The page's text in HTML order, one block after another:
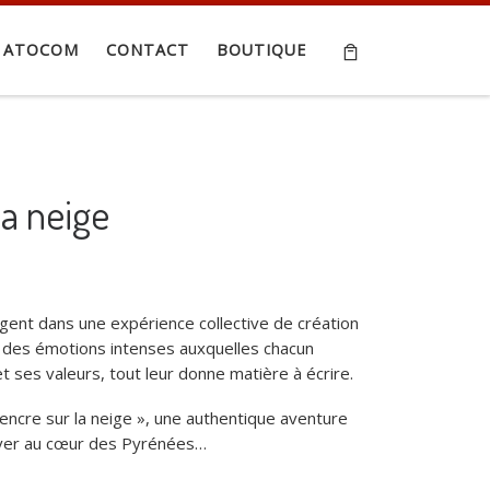
ATOCOM CONTACT BOUTIQUE
neige
dans une expérience collective de création
émotions intenses auxquelles chacun
ses valeurs, tout leur donne matière à écrire.
sur la neige », une authentique aventure
au cœur des Pyrénées…